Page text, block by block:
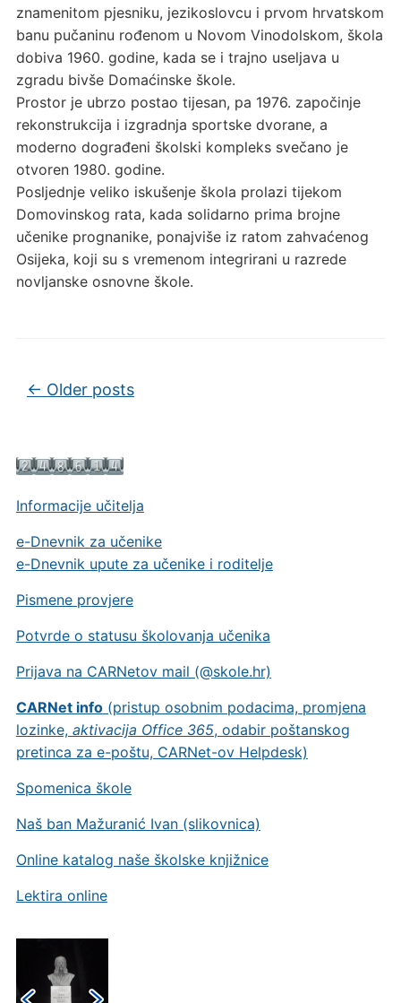
Informacije učitelja
e-Dnevnik za učenike
e-Dnevnik upute za učenike i roditelje
Pismene provjere
Potvrde o statusu školovanja učenika
Prijava na CARNetov mail (@skole.hr)
CARNet info(pristup osobnim podacima, promjena
lozinke, aktivacija Office 365, odabir poštanskog
pretinca za e-poštu, CARNet-ov Helpdesk)
Spomenica škole
Naš ban Mažuranić Ivan (slikovnica)
Online katalog naše školske knjižnice
Lektira online
znamenitom pjesniku, jezikoslovcu i prvom hrvatskom
banu pučaninu rođenom u Novom Vinodolskom, škola
dobiva 1960. godine, kada se i trajno useljava u
zgradu bivše Domaćinske škole.
Prostor je ubrzo postao tijesan, pa 1976. započinje
rekonstrukcija i izgradnja sportske dvorane, a
moderno dograđeni školski kompleks svečano je
otvoren 1980. godine.
Posljednje veliko iskušenje škola prolazi tijekom
Domovinskog rata, kada solidarno prima brojne
učenike prognanike, ponajviše iz ratom zahvaćenog
Osijeka, koji su s vremenom integrirani u razrede
novljanske osnovne škole.
Post navigation
← Older posts